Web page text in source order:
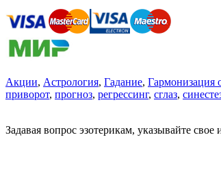
Акции, Астрология, Гадание, Гармонизация
приворот, прогноз, регрессинг, сглаз,
Задавая вопрос эзотерикам, указывайте